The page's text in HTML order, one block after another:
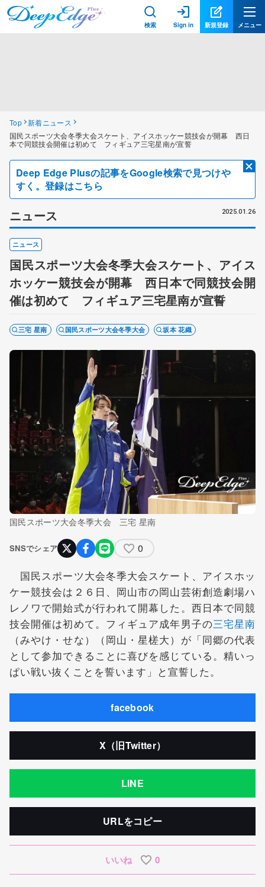
検索 Sign in 新規登録 メニュー
Top 新着ニュース
国民スポーツ大会冬季大会スケート、アイスホッケー競技会が開幕 西日
本で同競技会開催は初めて フィギュア三宅星南が宣誓
Deep Edge Plusの記事をGoogle検索で見つけや
すく。登録はこちら
ニュース 2025.01.26
ニュース
国民スポーツ大会冬季大会スケート、アイス
ホッケー競技会が開幕 西日本で同競技会開
催は初めて フィギュア三宅星南が宣誓
三宅 星南 国民スポーツ大会冬季大会 坂本 花織
国民スポーツ大会冬季大会 三宅 星南
SNSでシェア 0
国民スポーツ大会冬季大会スケート、アイスホッ
ケー競技会は２６日、岡山市の岡山芸術創造劇場ハ
レノワで開始式が行われて開幕した。西日本で同競
技会開催は初めて。フィギュア成年男子の三宅星南
（みやけ・せな）（岡山・星槎大）が「同郷の代表
として参加できることに喜びを感じている。精いっ
ぱい戦い抜くことを誓います」と宣誓した。
facebook
X（旧Twitter）
LINE
URLをコピー
いいね 0